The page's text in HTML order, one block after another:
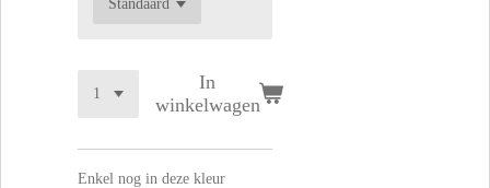
In
winkelwagen
Enkel nog in deze kleur